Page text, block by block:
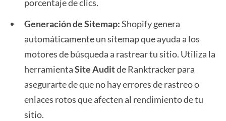
porcentaje de clics.
Generación de Sitemap:Shopify genera
automáticamente un sitemap que ayuda a los
motores de búsqueda a rastrear tu sitio. Utiliza la
herramientaSite Auditde Ranktracker para
asegurarte de que no hay errores de rastreo o
enlaces rotos que afecten al rendimiento de tu
sitio.